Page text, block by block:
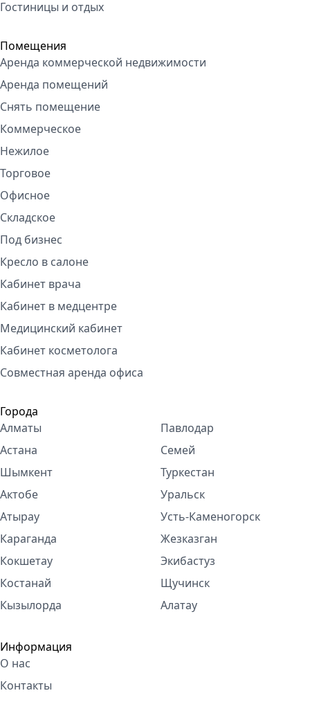
Гостиницы и отдых
Помещения
Аренда коммерческой недвижимости
Аренда помещений
Снять помещение
Коммерческое
Нежилое
Торговое
Офисное
Складское
Под бизнес
Кресло в салоне
Кабинет врача
Кабинет в медцентре
Медицинский кабинет
Кабинет косметолога
Совместная аренда офиса
Города
Алматы
Астана
Шымкент
Актобе
Атырау
Караганда
Кокшетау
Костанай
Кызылорда
Павлодар
Семей
Туркестан
Уральск
Усть-Каменогорск
Жезказган
Экибастуз
Щучинск
Алатау
Информация
О нас
Контакты